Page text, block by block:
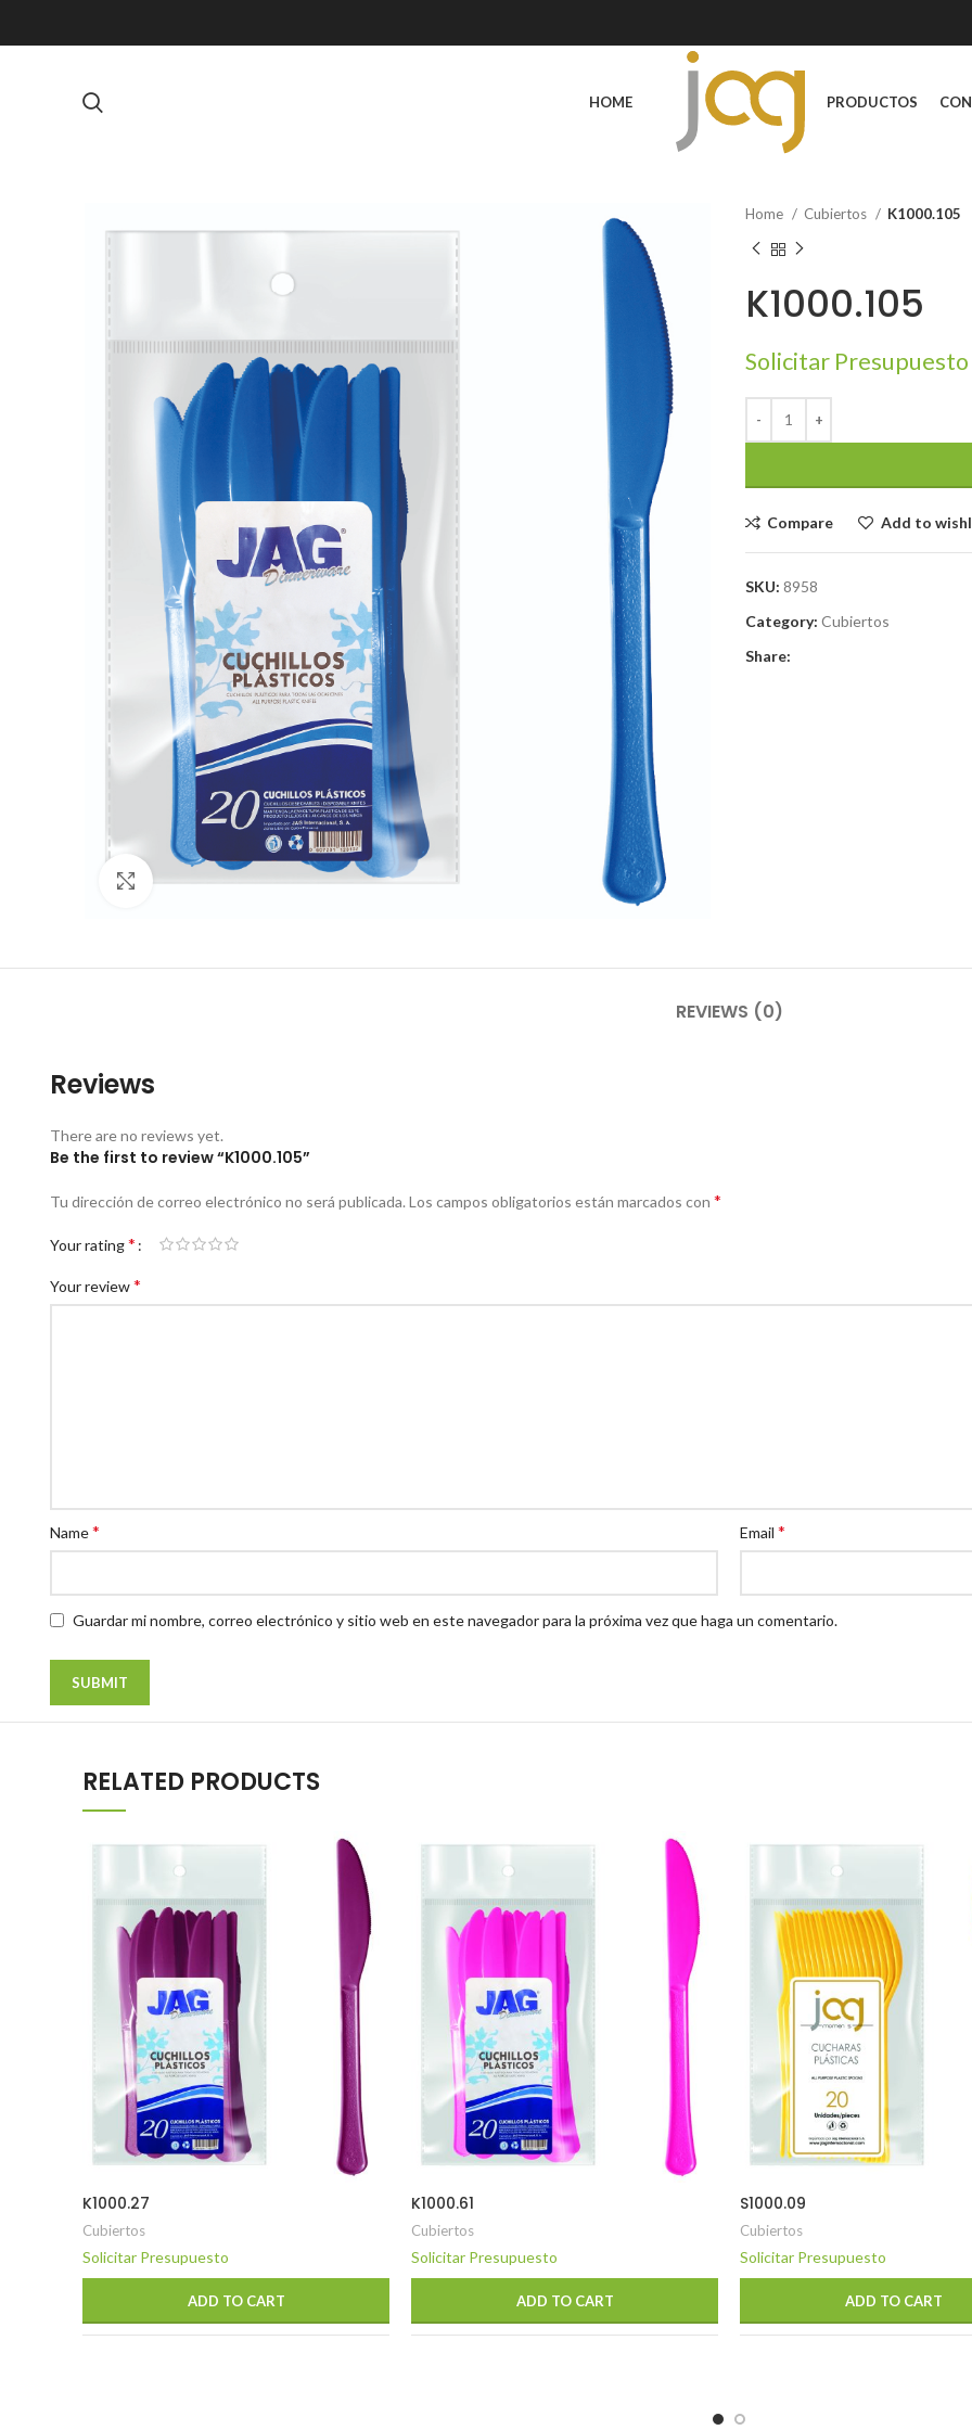
HOME PRODUCTOS
Click to enlarge
Home Cubiertos K1000.105
K1000.105
Solicitar Presupuesto
Compare Add to
SKU: 8958
Category: Cubiertos
Share:
REVIEWS (0)
Reviews
There are no reviews yet.
Be the first to review “K1000.105”
Tu dirección de correo electrónico no será publicada. Los campos obligatorios están marcados con *
Your rating*
Your review*
Name* Email *
Guardar mi nombre, correo electrónico y sitio web en este navegador para la próxima vez que haga un comentario.
RELATED PRODUCTS
K1000.27
Cubiertos
Solicitar Presupuesto
ADD TO CART
K1000.61
Cubiertos
Solicitar Presupuesto
ADD TO CART
S1000.09
Cubiertos
Solicitar Presupuesto
ADD TO CART